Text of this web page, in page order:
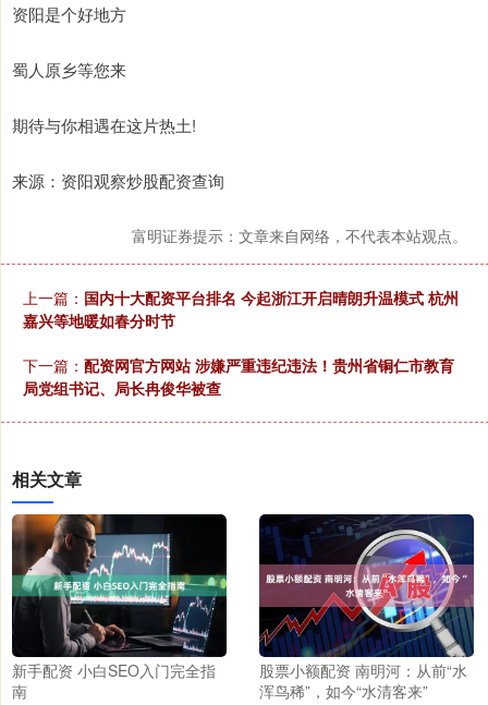
资阳是个好地方
蜀人原乡等您来
期待与你相遇在这片热土!
来源：资阳观察炒股配资查询
富明证券提示：文章来自网络，不代表本站观点。
上一篇： 国内十大配资平台排名 今起浙江开启晴朗升温模式 杭州
嘉兴等地暖如春分时节
下一篇： 配资网官方网站 涉嫌严重违纪违法！贵州省铜仁市教育
局党组书记、局长冉俊华被查
相关文章
新手配资 小白SEO入门完全指
南
股票小额配资 南明河：从前“水
浑鸟稀”，如今“水清客来”